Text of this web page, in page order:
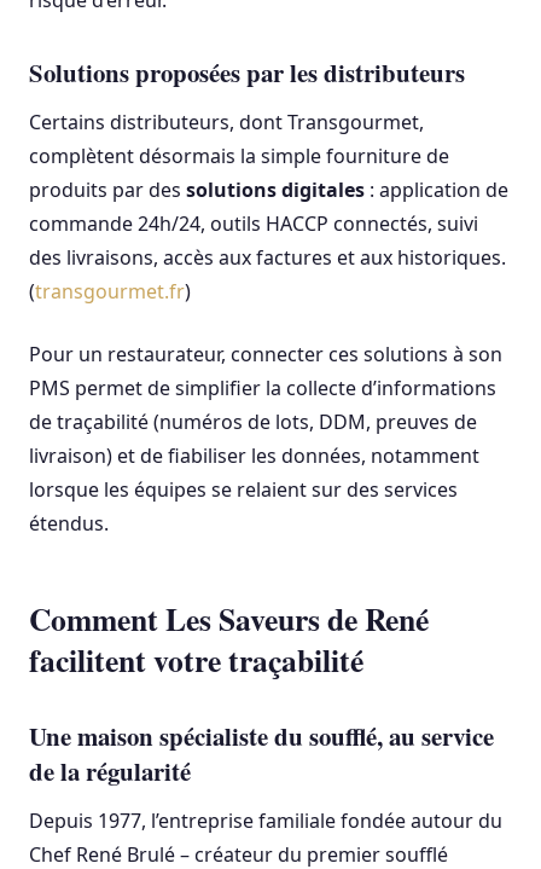
Solutions proposées par les distributeurs
Certains distributeurs, dont Transgourmet,
complètent désormais la simple fourniture de
produits par des solutions digitales : application de
commande 24h/24, outils HACCP connectés, suivi
des livraisons, accès aux factures et aux historiques.
(transgourmet.fr)
Pour un restaurateur, connecter ces solutions à son
PMS permet de simplifier la collecte d’informations
de traçabilité (numéros de lots, DDM, preuves de
livraison) et de fiabiliser les données, notamment
lorsque les équipes se relaient sur des services
étendus.
Comment Les Saveurs de René
facilitent votre traçabilité
Une maison spécialiste du soufflé, au service
de la régularité
Depuis 1977, l’entreprise familiale fondée autour du
Chef René Brulé – créateur du premier soufflé